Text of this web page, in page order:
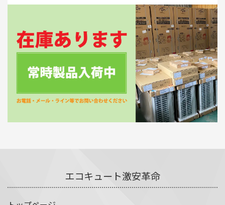
エコキュート激安革命